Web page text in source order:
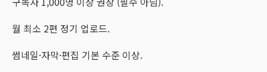
월 최소 2편 정기 업로드.
썸네일·자막·편집 기본 수준 이상.